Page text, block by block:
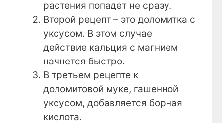
растения попадет не сразу.
Второй рецепт – это доломитка с
уксусом. В этом случае
действие кальция с магнием
начнется быстро.
В третьем рецепте к
доломитовой муке, гашенной
уксусом, добавляется борная
кислота.